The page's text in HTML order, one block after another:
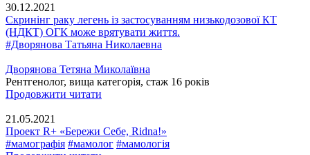
30.12.2021
Скринінг раку легень із застосуванням низькодозової КТ
(НДКТ) ОГК може врятувати життя.
#Дворянова Татьяна Николаевна
Дворянова Тетяна Миколаївна
Рентгенолог, вища категорія, стаж 16 років
Продовжити читати
21.05.2021
Проект R+ «Бережи Себе, Ridna!»
#мамографія #мамолог #мамологія